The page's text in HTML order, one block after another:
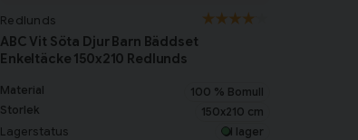
Redlunds
ABC Vit Söta Djur Barn Bäddset
Enkeltäcke 150x210 Redlunds
Material
100 % Bomull
Storlek
150x210 cm
Lagerstatus I lager